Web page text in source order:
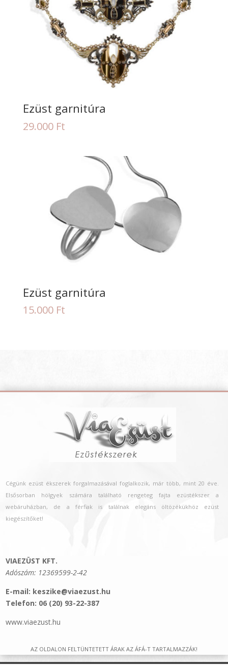
Ezüst garnitúra
29.000 Ft
Ezüst garnitúra
15.000 Ft
Cégünk ezüst ékszerek forgalmazásával foglalkozik, már több, mint 20 éve.
Elsősorban hölgyek számára található rengeteg fajta ezüstékszer a
webáruházban, de a férfiak is találnak elegáns öltözékükhöz ezüst
kiegészítőket!
VIAEZÜST KFT.
Adószám: 12369599-2-42​
E-mail: keszike@viaezust.hu
Telefon: 06 (20) 93-22-387
www.viaezust.hu
AZ OLDALON FELTÜNTETETT ÁRAK AZ ÁFÁ-T TARTALMAZZÁK!